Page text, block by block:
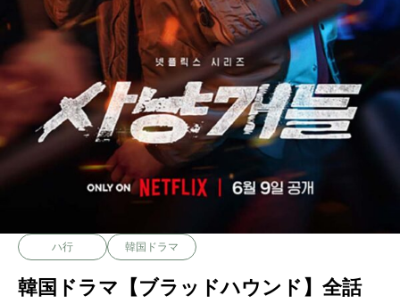
ハ行 韓国ドラマ
韓国ドラマ【ブラッドハウンド】全話